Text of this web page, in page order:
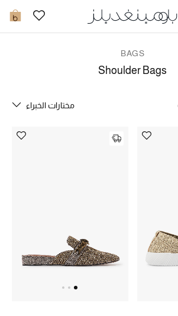
0 تخفيضات
BAGS
Shoulder Bags
مختارات الخبراء